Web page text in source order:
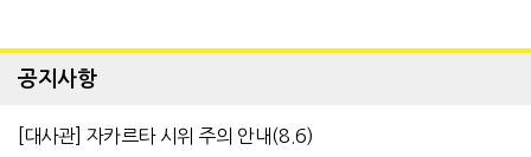
공지사항
[대사관] 자카르타 시위 주의 안내(8.6)